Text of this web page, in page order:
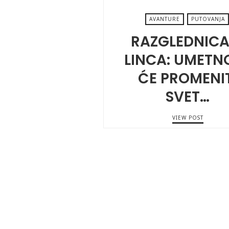
AVANTURE PUTOVANJA
LINCA:
ĆE
SVET…
VIEW POST